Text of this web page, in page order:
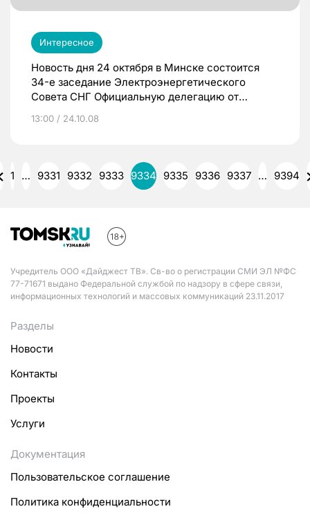
Интересное
Новость дня 24 октября в Минске состоится
34-е заседание Электроэнергетического
Совета СНГ Официальную делегацию от
Совета СНГ возглавляет министр энергетики
24 октября 2008 года из Списка инструментов
RTS Board исключаются обыкновенные акции
13:00 / 24.10.08
1 … 9331 9332 9333 9334 9335 9336 9337 … 9394
Учредитель ООО «Дайджест ТВ». Св-во о регистрации СМИ ЭЛ №ФС
77-71671 выдано Федеральной службой по надзору в сфере связи,
информационных технологий и массовых коммуникаций 23.11.2017
Разделы
Новости
Контакты
Проекты
Услуги
Документация
Пользовательское соглашение
Политика конфиденциальности